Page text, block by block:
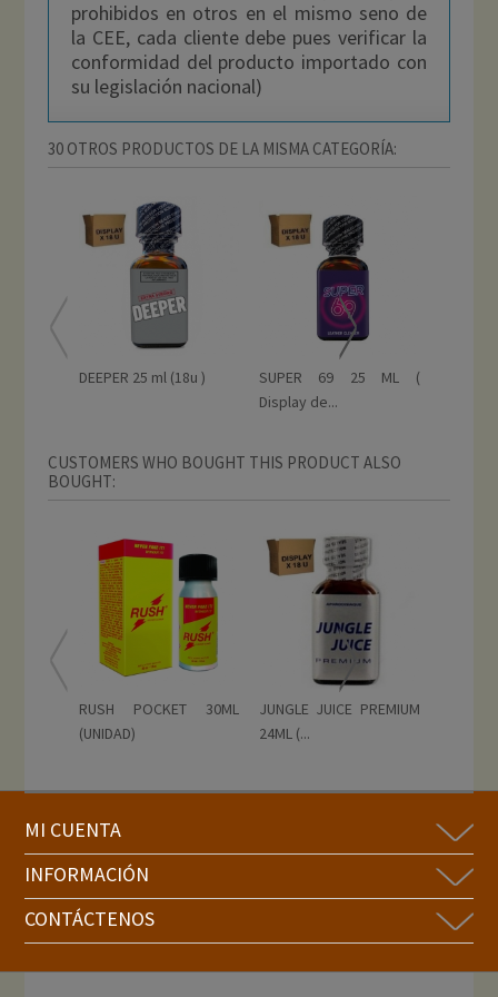
prohibidos en otros en el mismo seno de
la CEE, cada cliente debe pues verificar la
conformidad del producto importado con
su legislación nacional)
30 OTROS PRODUCTOS DE LA MISMA CATEGORÍA:
DEEPER 25 ml (18u )
SUPER 69 25 ML (
Display de...
CUSTOMERS WHO BOUGHT THIS PRODUCT ALSO
BOUGHT:
RUSH POCKET 30ML
(UNIDAD)
JUNGLE JUICE PREMIUM
24ML (...
MI CUENTA
INFORMACIÓN
CONTÁCTENOS